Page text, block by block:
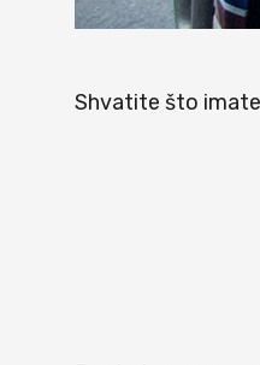
Shvatite što